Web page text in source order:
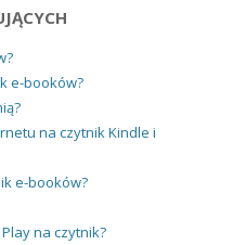
e-booków?
na czytnik Kindle i
e-booków?
na czytnik?